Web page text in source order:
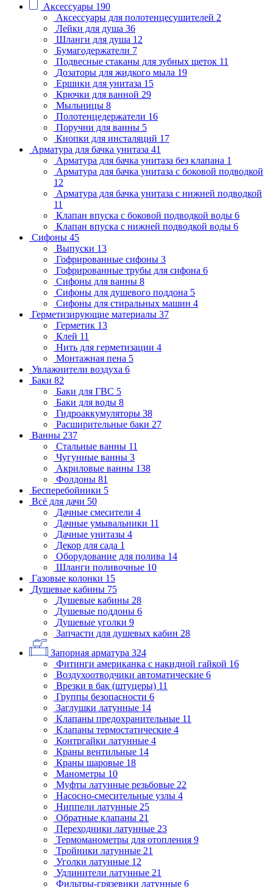
Аксессуары 190
Аксессуары для полотенцесушителей 2
Лейки для душа 36
Шланги для душа 12
Бумагодержатели 7
Подвесные стаканы для зубных щеток 11
Дозаторы для жидкого мыла 19
Ершики для унитаза 15
Крючки для ванной 29
Мыльницы 8
Полотенцедержатели 16
Поручни для ванны 5
Кнопки для инсталяций 17
Арматура для бачка унитаза 41
Арматура для бачка унитаза без клапана 1
Арматура для бачка унитаза с боковой подводкой
12
Арматура для бачка унитаза с нижней подводкой
11
Клапан впуска с боковой подводкой воды 6
Клапан впуска с нижней подводкой воды 6
Сифоны 45
Выпуски 13
Гофрированные сифоны 3
Гофрированные трубы для сифона 6
Сифоны для ванны 8
Сифоны для душевого поддона 5
Сифоны для стиральных машин 4
Герметизирующие материалы 37
Герметик 13
Клей 11
Нить для герметизации 4
Монтажная пена 5
Увлажнители воздуха 6
Баки 82
Баки для ГВС 5
Баки для воды 8
Гидроаккумуляторы 38
Расширительные баки 27
Ванны 237
Стальные ванны 11
Чугунные ванны 3
Акриловые ванны 138
Фолдоны 81
Бесперебойники 5
Всё для дачи 50
Дачные смесители 4
Дачные умывальники 11
Дачные унитазы 4
Декор для сада 1
Оборудование для полива 14
Шланги поливочные 10
Газовые колонки 15
Душевые кабины 75
Душевые кабины 28
Душевые поддоны 6
Душевые уголки 9
Запчасти для душевых кабин 28
Запорная арматура 324
Фитинги американка с накидной гайкой 16
Воздухоотводчики автоматические 6
Врезки в бак (штуцеры) 11
Группы безопасности 6
Заглушки латунные 14
Клапаны предохранительные 11
Клапаны термостатические 4
Контргайки латунные 4
Краны вентильные 14
Краны шаровые 18
Манометры 10
Муфты латунные резьбовые 22
Насосно-смесительные узлы 4
Ниппели латунные 25
Обратные клапаны 21
Переходники латунные 23
Термоманометры для отопления 9
Тройники латунные 21
Уголки латунные 12
Удлинители латунные 21
Фильтры-грязевики латунные 6